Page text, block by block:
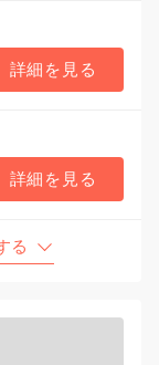
詳細を見る
詳細を見る
る